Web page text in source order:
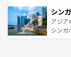
参照し
激する
が待っ
た文化
み、ど
ており
うな絶
シン
アジア
シンガ